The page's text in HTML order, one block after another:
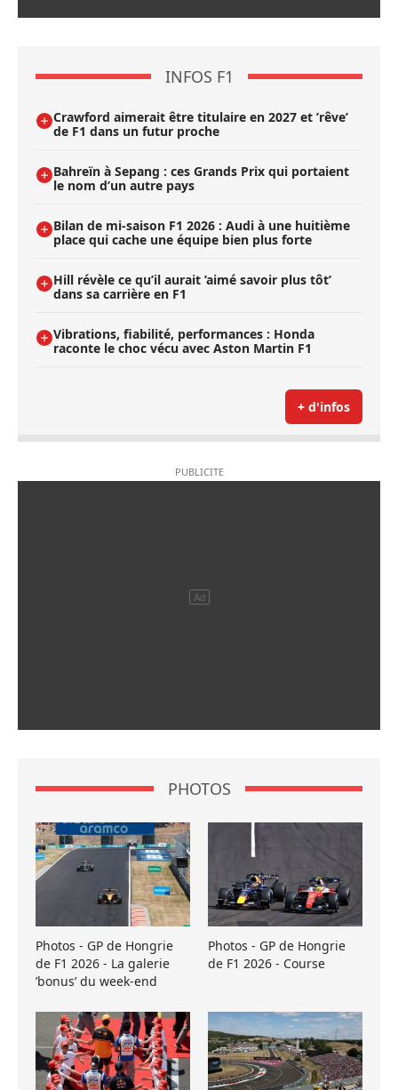
INFOS F1
Crawford aimerait être titulaire en 2027 et ’rêve’
de F1 dans un futur proche
Bahreïn à Sepang : ces Grands Prix qui portaient
le nom d’un autre pays
Bilan de mi-saison F1 2026 : Audi à une huitième
place qui cache une équipe bien plus forte
Hill révèle ce qu’il aurait ’aimé savoir plus tôt’
dans sa carrière en F1
Vibrations, fiabilité, performances : Honda
raconte le choc vécu avec Aston Martin F1
+ d'infos
PHOTOS
Photos - GP de Hongrie
de F1 2026 - La galerie
’bonus’ du week-end
Photos - GP de Hongrie
de F1 2026 - Course